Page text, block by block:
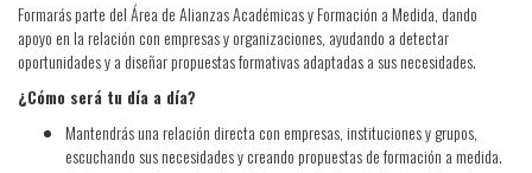
Formarás parte del Área de Alianzas Académicas y Formación a Medida, dando
apoyo en la relación con empresas y organizaciones, ayudando a detectar
oportunidades y a diseñar propuestas formativas adaptadas a sus necesidades.
¿Cómo será tu día a día?
Mantendrás una relación directa con empresas, instituciones y grupos,
escuchando sus necesidades y creando propuestas de formación a medida.